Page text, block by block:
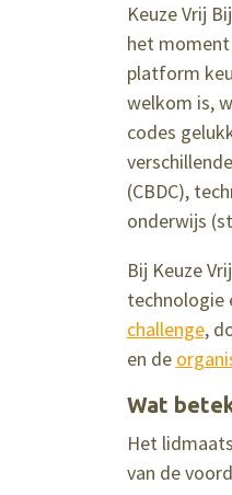
Keuze Vrij
het
platform
welkom is,
codes
(CBDC),
onderwijs
Bij Keuze
technologie
challenge,
en de
Wat
Het
van de